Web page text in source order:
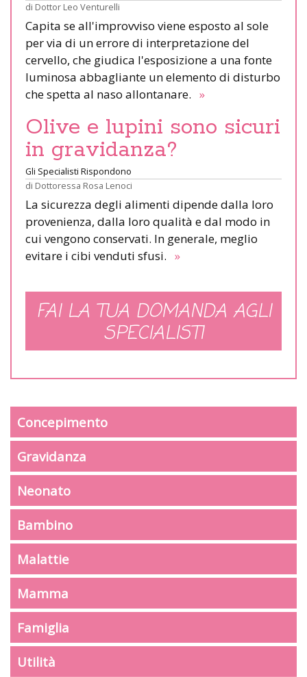
di Dottor Leo Venturelli
Capita se all'improvviso viene esposto al sole
per via di un errore di interpretazione del
cervello, che giudica l'esposizione a una fonte
luminosa abbagliante un elemento di disturbo
che spetta al naso allontanare. »
Olive e lupini sono sicuri
in gravidanza?
Gli Specialisti Rispondono
di Dottoressa Rosa Lenoci
La sicurezza degli alimenti dipende dalla loro
provenienza, dalla loro qualità e dal modo in
cui vengono conservati. In generale, meglio
evitare i cibi venduti sfusi. »
FAI LA TUA DOMANDA AGLI
SPECIALISTI
Concepimento
Gravidanza
Neonato
Bambino
Malattie
Mamma
Famiglia
Utilità